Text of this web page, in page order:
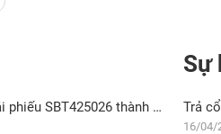
SBT: Nghị quyết HĐQT về việc thông qua kế hoạch chuyển đổi Trái phiếu SBT425026 thành cổ phần phổ thông
Sự
Trả
16/04/